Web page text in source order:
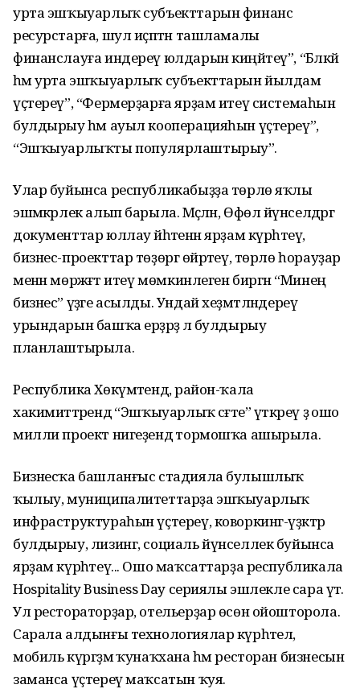
урта эшҡыуарлыҡ субъекттарын финанс
ресурстарға, шул иҫәптән ташламалы
финанслауға индереү юлдарын киңәйтеү”, “Бәләкәй
һәм урта эшҡыуарлыҡ субъекттарын йылдам
үҫтереү”, “Фермерҙарға ярҙам итеү системаһын
булдырыу һәм ауыл кооперацияһын үҫтереү”,
“Эшҡыуарлыҡты популярлаштырыу”.
Улар буйынса республикабыҙҙа төрлө яҡлы
эшмәкәрлек алып барыла. Мәҫәлән, Өфөлә йүнселдәргә
документтар юллау йәһәтенән ярҙам күрһәтеү,
бизнес-проекттар төҙөргә өйрәтеү, төрлө һорауҙар
менән мөрәжәғәт итеү мөмкинлеген биргән “Минең
бизнес” үҙәге асылды. Ундай хеҙмәтләндереү
урындарын башҡа ерҙәрҙә лә булдырыу
планлаштырыла.
Республика Хөкүмәтендә, район-ҡала
хакимиәттәрендә “Эшҡыуарлыҡ сәғәте” үткәреү ҙә ошо
милли проект нигеҙендә тормошҡа ашырыла.
Бизнесҡа башланғыс стадияла булышлыҡ
ҡылыу, муниципалитеттарҙа эшҡыуарлыҡ
инфраструктураһын үҫтереү, коворкинг-үҙәктәр
булдырыу, лизинг, социаль йүнселлек буйынса
ярҙам күрһәтеү... Ошо маҡсаттарҙа республикала
Hospitality Business Day сериялы эшлекле сара үтә.
Ул рестораторҙар, отельерҙар өсөн ойошторола.
Сарала алдынғы технологиялар күрһәтелә,
мобиль күргәҙмә ҡунаҡхана һәм ресторан бизнесын
заманса үҫтереү маҡсатын ҡуя.